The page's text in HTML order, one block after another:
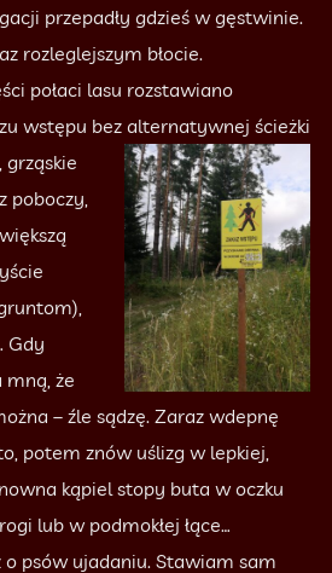
przepadły gdzieś w gęstwinie.
rozleglejszym błocie.
połaci lasu rozstawiano
wstępu bez alternatywnej ścieżki
grząskie
poboczy,
Gdy
mną, że
– źle sądzę. Zaraz wdepnę
potem znów uślizg w lepkiej,
kąpiel stopy buta w oczku
lub w podmokłej łące…
o psów ujadaniu. Stawiam sam